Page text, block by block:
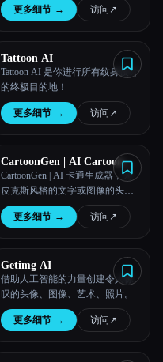
更多细节 → 访问 ↗︎
Tattoon AI
Tattoon AI 是你进行所有纹身设计
的终极目的地！
更多细节 → 访问 ↗︎
CartoonGen | AI Cartoon
Generator
CartoonGen | AI 卡通生成器，为
皮克斯风格的文字或图像的头像
创建 AI 卡通生成。
更多细节 → 访问 ↗︎
Getimg AI
借助人工智能的力量创建令人惊
叹的头像、图像、艺术、照片。
更多细节 → 访问 ↗︎